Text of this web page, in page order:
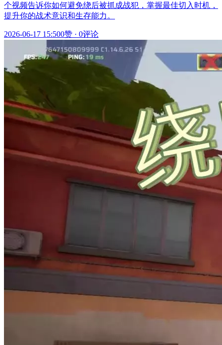
个视频告诉你如何避免绕后被抓成战犯，掌握最佳切入时机，
提升你的战术意识和生存能力。
2026-06-17 15:500赞 · 0评论